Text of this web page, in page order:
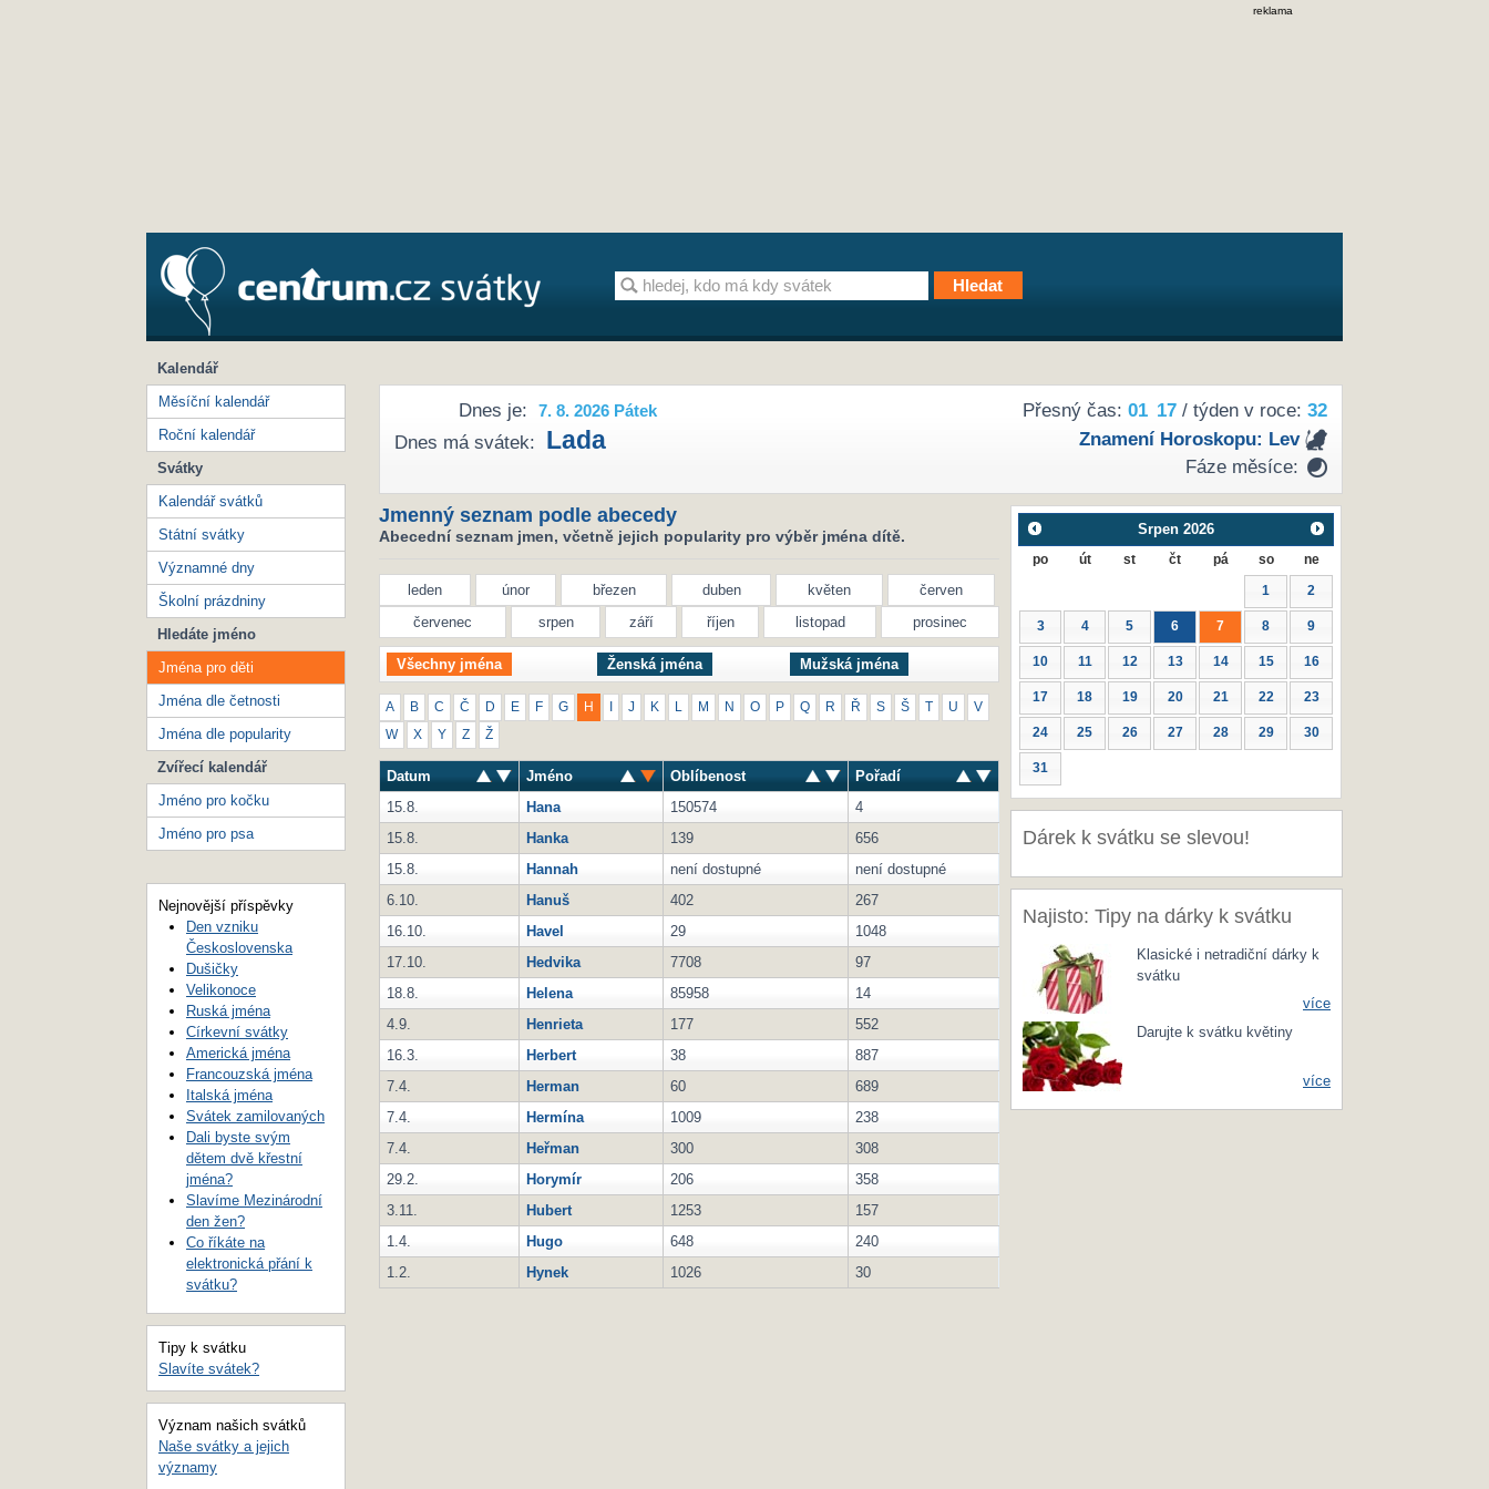
reklama
Přesný čas: 01 17/ týden v roce: 32
Znamení Horoskopu: Lev
Fáze měsíce:
Dnes je: 7. 8. 2026 Pátek
Dnes má svátek: Lada
Jmenný seznam podle abecedy
Abecední seznam jmen, včetně jejich popularity pro výběr jména dítě.
leden únor březen duben květen
červen
červenec
srpen září říjen listopad prosinec
Všechny jména Ženská jména Mužská jména
A B C Č D E F G H J K M N O P Q R Ř S Š U V
W X Y Z Ž
Datum Jméno Oblíbenost
Pořadí
15.8.
Hana 150574
4
15.8.
Hanka 139
656
15.8.
Hannah není dostupné
není dostupné
6.10.
Hanuš 402
267
16.10.
Havel 29
1048
17.10.
Hedvika 7708
97
18.8.
Helena 85958
14
4.9.
Henrieta 177
552
16.3.
Herbert 38
887
7.4.
Herman 60
689
7.4.
Hermína 1009
238
7.4.
Heřman 300
308
29.2.
Horymír 206
358
3.11.
Hubert 1253
157
1.4.
Hugo 648
240
1.2.
Hynek 1026 30
Srpen 2026
po út st čt pá so ne
1 2
3 4 5 6 7 8 9
10 11 12 13 14 15 16
17 18 19 20 21 22 23
24 25 26 27 28 29 30
31
Dárek k svátku se slevou!
Najisto: Tipy na dárky k svátku
Klasické i netradiční dárky k
svátku
více
Darujte k svátku květiny
více
Kalendář
Měsíční kalendář
Roční kalendář
Svátky
Kalendář svátků
Státní svátky
Významné dny
Školní prázdniny
Hledáte jméno
Jména pro děti
Jména dle četnosti
Jména dle popularity
Zvířecí kalendář
Jméno pro kočku
Jméno pro psa
Nejnovější příspěvky
Den vzniku
Československa
Dušičky
Velikonoce
Ruská jména
Církevní svátky
Americká jména
Francouzská jména
Italská jména
Svátek zamilovaných
Dali byste svým
dětem dvě křestní
jména?
Slavíme Mezinárodní
den žen?
Co říkáte na
elektronická přání k
svátku?
Tipy k svátku
Slavíte svátek?
Význam našich svátků
Naše svátky a jejich
významy